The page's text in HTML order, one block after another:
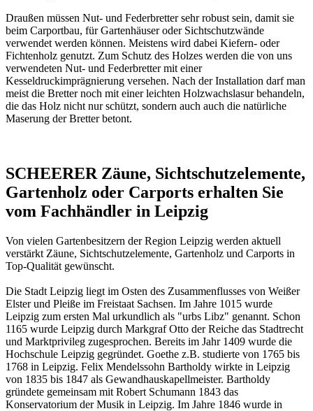
Draußen müssen Nut- und Federbretter sehr robust sein, damit sie
beim Carportbau, für Gartenhäuser oder Sichtschutzwände
verwendet werden können. Meistens wird dabei Kiefern- oder
Fichtenholz genutzt. Zum Schutz des Holzes werden die von uns
verwendeten Nut- und Federbretter mit einer
Kesseldruckimprägnierung versehen. Nach der Installation darf man
meist die Bretter noch mit einer leichten Holzwachslasur behandeln,
die das Holz nicht nur schützt, sondern auch auch die natürliche
Maserung der Bretter betont.
SCHEERER Zäune, Sichtschutzelemente,
Gartenholz oder Carports erhalten Sie
vom Fachhändler in Leipzig
Von vielen Gartenbesitzern der Region Leipzig werden aktuell
verstärkt Zäune, Sichtschutzelemente, Gartenholz und Carports in
Top-Qualität gewünscht.
Die Stadt Leipzig liegt im Osten des Zusammenflusses von Weißer
Elster und Pleiße im Freistaat Sachsen. Im Jahre 1015 wurde
Leipzig zum ersten Mal urkundlich als "urbs Libz" genannt. Schon
1165 wurde Leipzig durch Markgraf Otto der Reiche das Stadtrecht
und Marktprivileg zugesprochen. Bereits im Jahr 1409 wurde die
Hochschule Leipzig gegründet. Goethe z.B. studierte von 1765 bis
1768 in Leipzig. Felix Mendelssohn Bartholdy wirkte in Leipzig
von 1835 bis 1847 als Gewandhauskapellmeister. Bartholdy
gründete gemeinsam mit Robert Schumann 1843 das
Konservatorium der Musik in Leipzig. Im Jahre 1846 wurde in